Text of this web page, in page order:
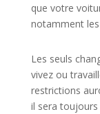
que votre
notamment les
Les seuls
vivez ou
restrictions
il sera toujours